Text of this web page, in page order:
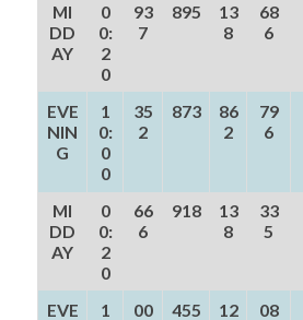
MI
DD
AY
0
0:
2
0
93
7
895
13
8
68
6
EVE
NIN
G
1
0:
0
0
35
2
873
86
2
79
6
MI
DD
AY
0
0:
2
0
66
6
918
13
8
33
5
EVE 1 00 455 12 08